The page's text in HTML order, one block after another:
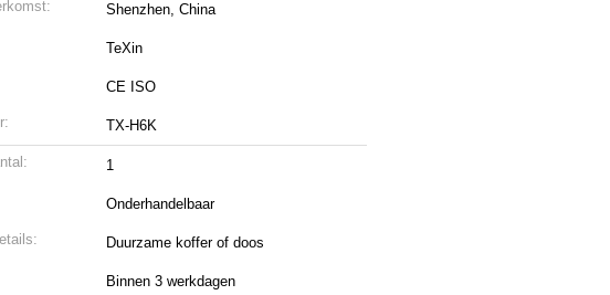
Shenzhen, China
TeXin
CE ISO
TX-H6K
1
Onderhandelbaar
Duurzame koffer of doos
Binnen 3 werkdagen